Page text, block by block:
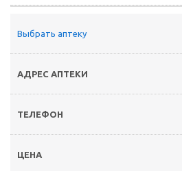
Выбрать аптеку